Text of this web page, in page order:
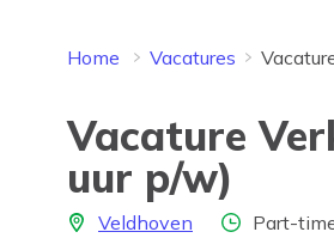
Home Vacatures
Vacature
uur p/w)
LocatieVeldhoven Aantal uren
Part-